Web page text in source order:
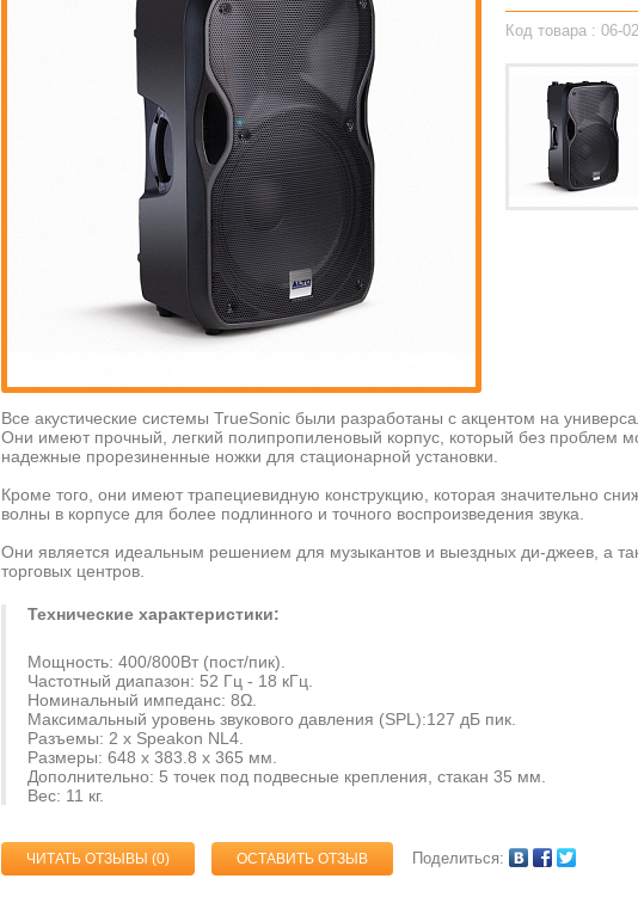
Код товара : 06-
Все акустические системы TrueSonic были разработаны с акцентом на
Они имеют прочный, легкий полипропиленовый корпус, который без проблем
надежные прорезиненные ножки для стационарной установки.
Кроме того, они имеют трапециевидную конструкцию, которая значительно
волны в корпусе для более подлинного и точного воспроизведения звука.
Они является идеальным решением для музыкантов и выездных ди-джеев, а
торговых центров.
Технические характеристики:
Мощность: 400/800Вт (пост/пик).
Частотный диапазон: 52 Гц - 18 кГц.
Номинальный импеданс: 8Ω.
Максимальный уровень звукового давления (SPL):127 дБ пик.
Разъемы: 2 x Speakon NL4.
Размеры: 648 x 383.8 x 365 мм.
Дополнительно: 5 точек под подвесные крепления, стакан 35 мм.
Вес: 11 кг.
ЧИТАТЬ ОТЗЫВЫ (0) ОСТАВИТЬ ОТЗЫВ Поделиться: